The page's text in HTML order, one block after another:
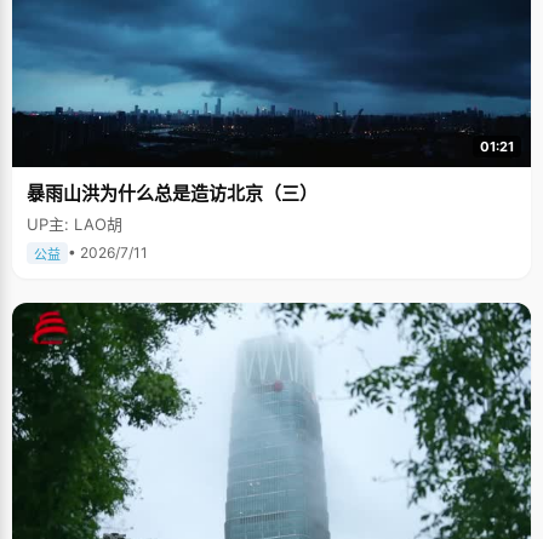
01:21
暴雨山洪为什么总是造访北京（三）
UP主: LAO胡
公益 • 2026/7/11